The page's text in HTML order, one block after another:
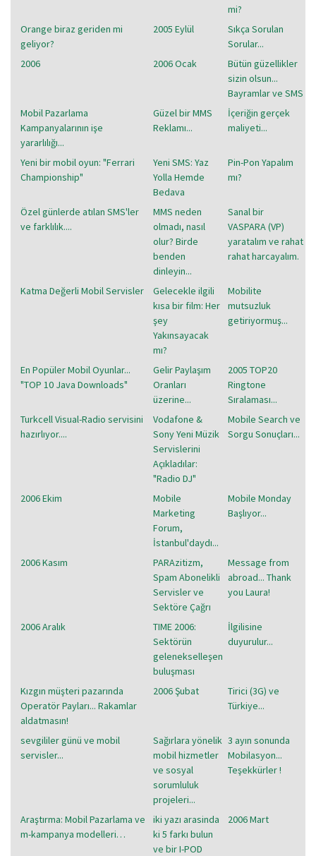
mi?
Orange biraz geriden mi
geliyor?
2005 Eylül
Sıkça Sorulan
Sorular...
2006
2006 Ocak
Bütün güzellikler
sizin olsun...
Bayramlar ve SMS
Mobil Pazarlama
Kampanyalarının işe
yararlılığı...
Güzel bir MMS
Reklamı...
İçeriğin gerçek
maliyeti...
Yeni bir mobil oyun: "Ferrari
Championship"
Yeni SMS: Yaz
Yolla Hemde
Bedava
Pin-Pon Yapalım
mı?
Özel günlerde atılan SMS'ler
ve farklılık....
MMS neden
olmadı, nasıl
olur? Birde
benden
dinleyin...
Sanal bir
VASPARA (VP)
yaratalım ve rahat
rahat harcayalım.
Katma Değerli Mobil Servisler
Gelecekle ilgili
kısa bir film: Her
şey
Yakınsayacak
mı?
Mobilite
mutsuzluk
getiriyormuş...
En Popüler Mobil Oyunlar...
"TOP 10 Java Downloads"
Gelir Paylaşım
Oranları
üzerine...
2005 TOP20
Ringtone
Sıralaması...
Turkcell Visual-Radio servisini
hazırlıyor....
Vodafone &
Sony Yeni Müzik
Servislerini
Açıkladılar:
"Radio DJ"
Mobile Search ve
Sorgu Sonuçları...
2006 Ekim
Mobile
Marketing
Forum,
İstanbul'daydı...
Mobile Monday
Başlıyor...
2006 Kasım
PARAzitizm,
Spam Abonelikli
Servisler ve
Sektöre Çağrı
Message from
abroad... Thank
you Laura!
2006 Aralık
TIME 2006:
Sektörün
gelenekselleşen
buluşması
İlgilisine
duyurulur...
Kızgın müşteri pazarında
Operatör Payları... Rakamlar
aldatmasın!
2006 Şubat
Tirici (3G) ve
Türkiye...
sevgililer günü ve mobil
servisler...
Sağırlara yönelik
mobil hizmetler
ve sosyal
sorumluluk
projeleri...
3 ayın sonunda
Mobilasyon...
Teşekkürler !
Araştırma: Mobil Pazarlama ve
m-kampanya modelleri…
iki yazı arasinda
ki 5 farkı bulun
ve bir I-POD
2006 Mart